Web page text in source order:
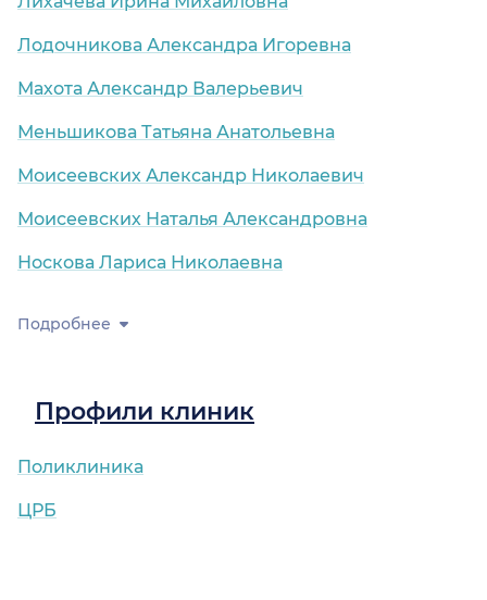
Лодочникова Александра Игоревна
Махота Александр Валерьевич
Меньшикова Татьяна Анатольевна
Моисеевских Александр Николаевич
Моисеевских Наталья Александровна
Носкова Лариса Николаевна
Подробнее
Профили клиник
Поликлиника
ЦРБ